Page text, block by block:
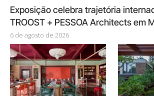
Exposição celebra trajetória
TROOST + PESSOA Architects em
6 de agosto de 2026